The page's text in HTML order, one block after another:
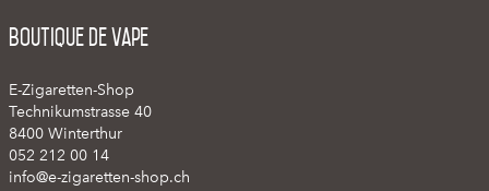
Boutique de vape
E-Zigaretten-Shop
Technikumstrasse 40
8400 Winterthur
052 212 00 14
info@e-zigaretten-shop.ch